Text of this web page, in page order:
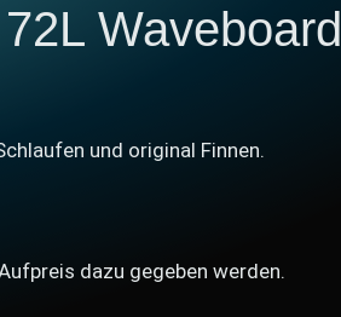
Waveboard
und original Finnen.
dazu gegeben werden.